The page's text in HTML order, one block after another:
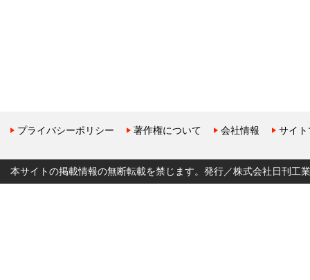
プライバシーポリシー 著作権について 会社情報 サイ
本サイトの掲載情報の無断転載を禁じます。発行／株式会社日刊